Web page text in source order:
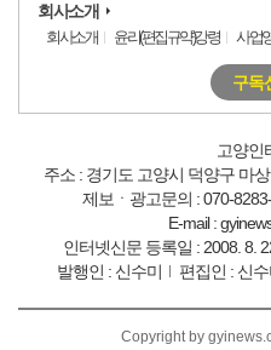
회사소개
회사소개 윤리(편집규약)강령 사업
구독
고양인
주소 : 경기도 고양시 덕양구 마
제보ㆍ광고문의 : 070-
E-mail :
인터넷신문 등록일 : 2008. 8.
발행인 : 신수미
편집인 : 신
Copyright by